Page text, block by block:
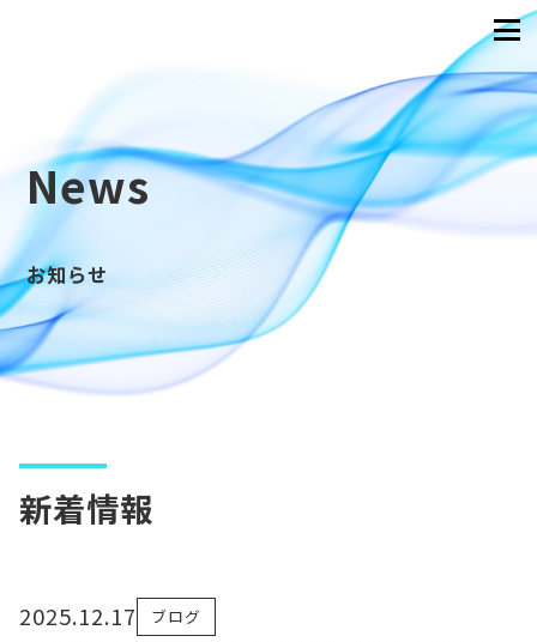
News
お知らせ
新着情報
2025.12.17 ブログ